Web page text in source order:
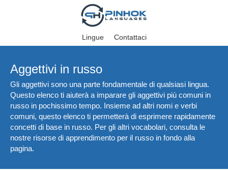
Lingue Contattaci
Aggettivi in russo
Gli aggettivi sono una parte fondamentale di qualsiasi lingua.
Questo elenco ti aiuterà a imparare gli aggettivi più comuni in
russo in pochissimo tempo. Insieme ad altri nomi e verbi
comuni, questo elenco ti permetterà di esprimere rapidamente
concetti di base in russo. Per gli altri vocabolari, consulta le
nostre risorse di apprendimento per il russo in fondo alla
pagina.